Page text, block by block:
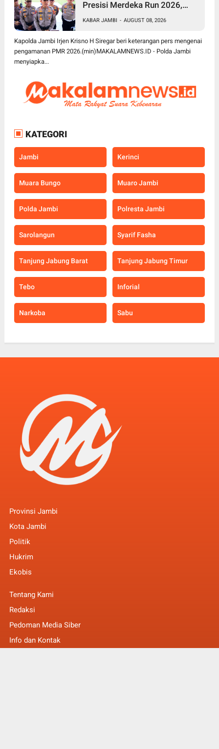
Presisi Merdeka Run 2026,
Personel untuk Pengamanan
KABAR JAMBI - AUGUST 08, 2026
Kapolda Jambi Irjen Krisno H Siregar beri keterangan pers mengenai
pengamanan PMR 2026.(min)MAKALAMNEWS.ID - Polda Jambi
menyiapka...
KATEGORI
Jambi Kerinci
Muara Bungo Muaro Jambi
Polda Jambi Polresta Jambi
Sarolangun Syarif Fasha
Tanjung Jabung Barat Tanjung Jabung Timur
Tebo Inforial
Narkoba Sabu
Provinsi Jambi
Kota Jambi
Politik
Hukrim
Ekobis
Tentang Kami
Redaksi
Pedoman Media Siber
Info dan Kontak